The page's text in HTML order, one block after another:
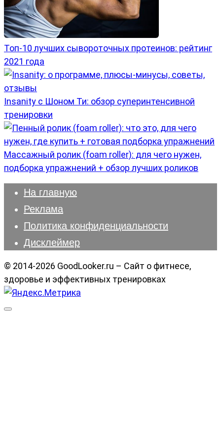
Топ-10 лучших сывороточных протеинов: рейтинг
2021 года
Insanity с Шоном Ти: обзор суперинтенсивной
тренировки
Массажный ролик (foam roller): для чего нужен,
подборка упражнений + обзор лучших роликов
На главную
Реклама
Политика конфиденциальности
Дисклеймер
© 2014-2026 GoodLooker.ru – Сайт о фитнесе,
здоровье и эффективных тренировках